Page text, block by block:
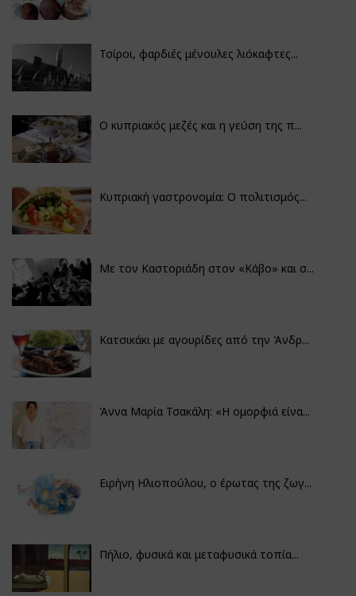
Τσίροι, φαρδιές μένουλες λιόκαφτες...
Ο κυπριακός μεζές και η γεύση της π...
Κυπριακή γαστρονομία: Ο πολιτισμός...
Με τον Καστοριάδη στον «Κάβο» και σ...
Κατσικάκι με αγουρίδες από την Άνδρ...
Άννα Μαρία Τσακάλη: «Η ομορφιά είνα...
Ειρήνη Ηλιοπούλου, ο έρωτας της ζωγ...
Πήλιο, φυσικά και μεταφυσικά τοπία...